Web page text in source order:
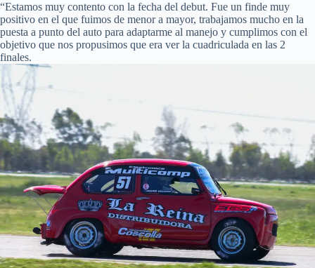
“Estamos muy contento con la fecha del debut. Fue un finde muy
positivo en el que fuimos de menor a mayor, trabajamos mucho en la
puesta a punto del auto para adaptarme al manejo y cumplimos con el
objetivo que nos propusimos que era ver la cuadriculada en las 2
finales.